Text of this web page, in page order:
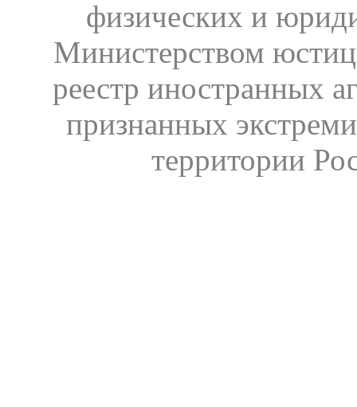
физических и
Министерством
реестр иностранных
признанных
территории